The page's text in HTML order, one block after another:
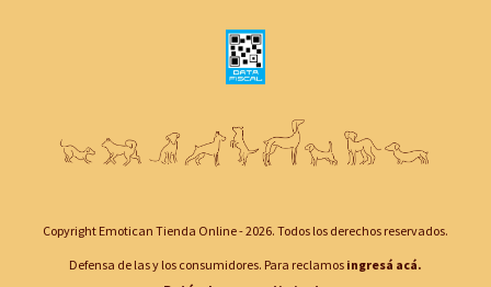
Copyright Emotican Tienda Online - 2026. Todos los derechos reservados.
Defensa de las y los consumidores. Para reclamos ingresá acá.